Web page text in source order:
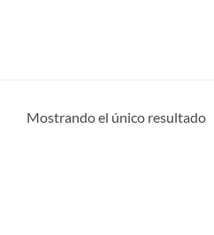
Mostrando el único resultado